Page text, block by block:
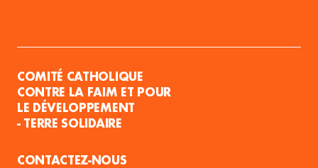
COMITÉ CATHOLIQUE
CONTRE LA FAIM ET POUR
LE DÉVELOPPEMENT
- TERRE SOLIDAIRE
CONTACTEZ-NOUS